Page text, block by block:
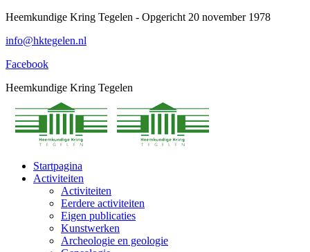
Spring
content
Heemkundige Kring Tegelen - Opgericht 20 november 1978
info@hktegelen.nl
Facebook
Heemkundige Kring Tegelen
Startpagina
Activiteiten
Activiteiten
Eerdere activiteiten
Eigen publicaties
Kunstwerken
Archeologie en geologie